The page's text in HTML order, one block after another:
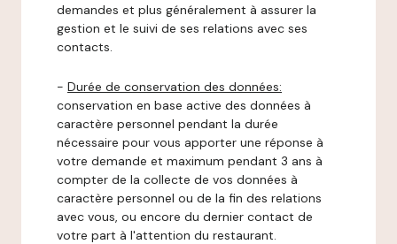
demandes et plus généralement à assurer la
gestion et le suivi de ses relations avec ses
contacts.
- Durée de conservation des données:
conservation en base active des données à
caractère personnel pendant la durée
nécessaire pour vous apporter une réponse à
votre demande et maximum pendant 3 ans à
compter de la collecte de vos données à
caractère personnel ou de la fin des relations
avec vous, ou encore du dernier contact de
votre part à l'attention du restaurant.